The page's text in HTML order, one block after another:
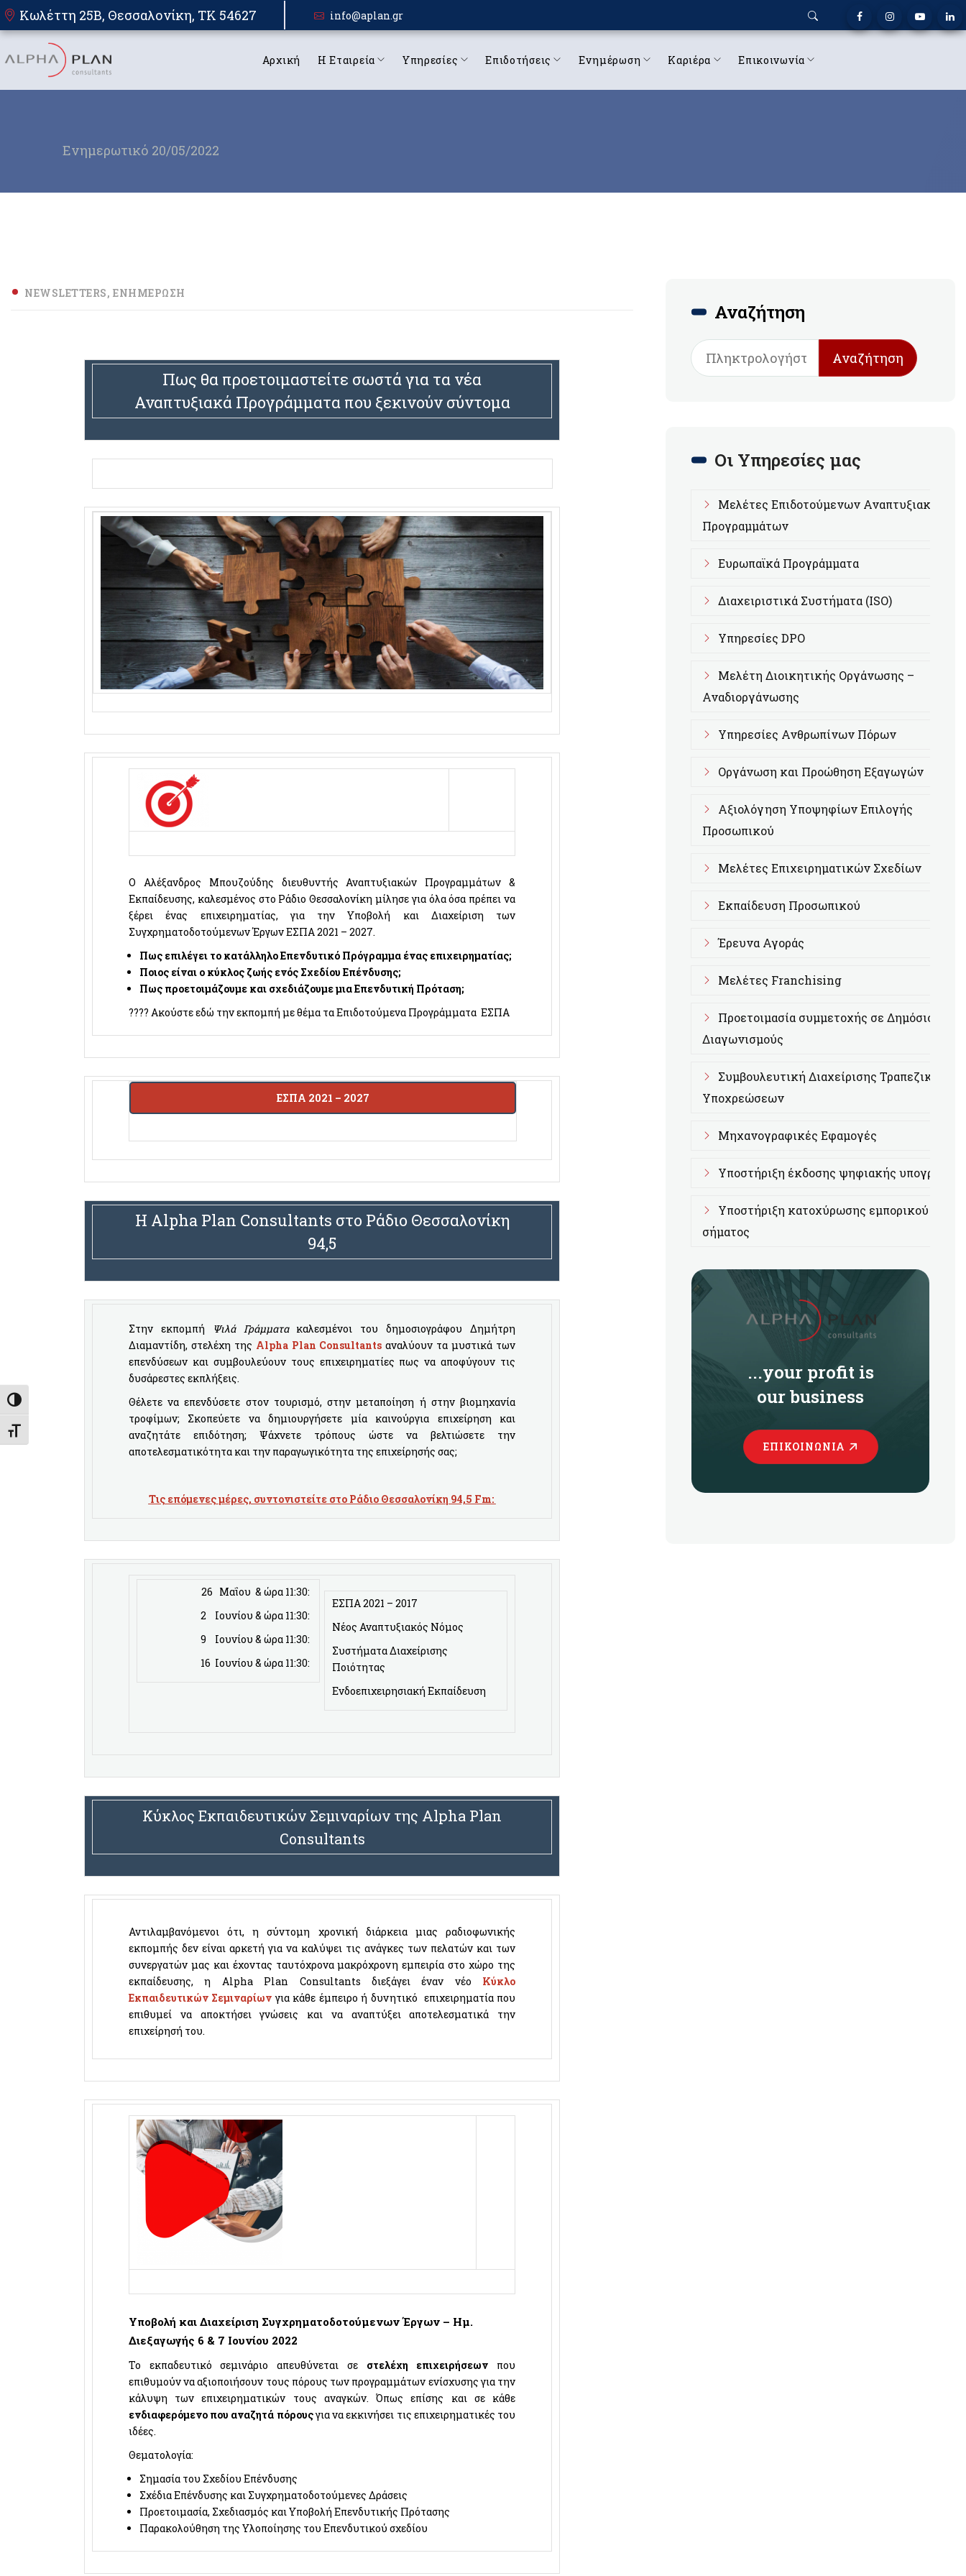
Εναλλαγή Υψηλής Αντίθεσης
Εναλλαγή Μεγέθους Γραμμάτων
Κωλέττη 25Β, Θεσσαλονίκη, TK 54627 info@aplan.gr
Αρχική Η Εταιρεία Υπηρεσίες Επιδοτήσεις Ενημέρωση Καριέρα Επικοινωνία
Ενημερωτικό 20/05/2022
NEWSLETTERS ΕΝΗΜΈΡΩΣΗ
Πως θα προετοιμαστείτε σωστά για τα νέα
Αναπτυξιακά Προγράμματα που ξεκινούν σύντομα
Ο Αλέξανδρος Μπουζούδης διευθυντής Αναπτυξιακών Προγραμμάτων &
Εκπαίδευσης, καλεσμένος στο Ράδιο Θεσσαλονίκη μίλησε για όλα όσα πρέπει να
ξέρει ένας επιχειρηματίας, για τηνΥποβολή και Διαχείριση των
Συγχρηματοδοτούμενων Έργων ΕΣΠΑ 2021 – 2027.
Πως επιλέγει το κατάλληλο Επενδυτικό Πρόγραμμα ένας επιχειρηματίας;
Ποιος είναι ο κύκλος ζωής ενός Σχεδίου Επένδυσης;
Πως προετοιμάζουμε και σχεδιάζουμε μια Επενδυτική Πρόταση;
???? Ακούστε εδώ την εκπομπή με θέμα τα Επιδοτούμενα Προγράμματα ΕΣΠΑ
ΕΣΠΑ 2021 – 2027
Η Alpha Plan Consultants στο Ράδιο Θεσσαλονίκη
94,5
Στην εκπομπή Ψιλά Γράμματακαλεσμένοι του δημοσιογράφου Δημήτρη
Διαμαντίδη, στελέχη της Alpha Plan Consultants αναλύουν τα μυστικά των
επενδύσεων και συμβουλεύουν τους επιχειρηματίες πως να αποφύγουν τις
δυσάρεστες εκπλήξεις.
Θέλετε να επενδύσετε στον τουρισμό, στην μεταποίηση ή στην βιομηχανία
τροφίμων; Σκοπεύετε να δημιουργήσετε μία καινούργια επιχείρηση και
αναζητάτε επιδότηση; Ψάχνετε τρόπους ώστε να βελτιώσετε την
αποτελεσματικότητα και την παραγωγικότητα της επιχείρησής σας;
Tις επόμενες μέρες, συντονιστείτε στο Ράδιο Θεσσαλονίκη 94,5 Fm:
26 Μαΐου & ώρα 11:30:
2 Ιουνίου & ώρα 11:30:
9 Ιουνίου & ώρα 11:30:
16 Ιουνίου & ώρα 11:30:
ΕΣΠΑ 2021 – 2017
Νέος Αναπτυξιακός Νόμος
Συστήματα Διαχείρισης
Ποιότητας
Ενδοεπιχειρησιακή Εκπαίδευση
Κύκλος Εκπαιδευτικών Σεμιναρίων της Alpha Plan
Consultants
Αντιλαμβανόμενοι ότι, η σύντομη χρονική διάρκεια μιας ραδιοφωνικής
εκπομπής δεν είναι αρκετή για να καλύψει τις ανάγκες των πελατών και των
συνεργατών μας και έχοντας ταυτόχρονα μακρόχρονη εμπειρία στο χώρο της
εκπαίδευσης, η Alpha Plan Consultants διεξάγει έναν νέο Κύκλο
Εκπαιδευτικών Σεμιναρίων για κάθε έμπειρο ή δυνητικό επιχειρηματία που
επιθυμεί να αποκτήσει γνώσεις και να αναπτύξει αποτελεσματικά την
επιχείρησή του.
Υποβολή και Διαχείριση Συγχρηματοδοτούμενων Έργων – Ημ.
Διεξαγωγής 6 & 7 Ιουνίου 2022
Το εκπαδευτικό σεμινάριο απευθύνεται σε στελέχη επιχειρήσεων που
επιθυμούν να αξιοποιήσουν τους πόρους των προγραμμάτων ενίσχυσης για την
κάλυψη των επιχειρηματικών τους αναγκών. Όπως επίσης και σε κάθε
ενδιαφερόμενο που αναζητά πόρουςγια να εκκινήσει τις επιχειρηματικές του
ιδέες.
Θεματολογία:
Σημασία του Σχεδίου Επένδυσης
Σχέδια Επένδυσης και Συγχρηματοδοτούμενες Δράσεις
Προετοιμασία, Σχεδιασμός και Υποβολή Επενδυτικής Πρότασης
Παρακολούθηση της Υλοποίησης του Επενδυτικού σχεδίου
Αναζήτηση
Αναζήτηση
Οι Υπηρεσίες μας
Μελέτες Επιδοτούμενων Αναπτυξιακών
Προγραμμάτων
Ευρωπαϊκά Προγράμματα
Διαχειριστικά Συστήματα (ISO)
Υπηρεσίες DPO
Μελέτη Διοικητικής Οργάνωσης –
Αναδιοργάνωσης
Υπηρεσίες Ανθρωπίνων Πόρων
Οργάνωση και Προώθηση Εξαγωγών
Αξιολόγηση Υποψηφίων Επιλογής
Προσωπικού
Μελέτες Επιχειρηματικών Σχεδίων
Εκπαίδευση Προσωπικού
Έρευνα Αγοράς
Μελέτες Franchising
Προετοιμασία συμμετοχής σε Δημόσιους
Διαγωνισμούς
Συμβουλευτική Διαχείρισης Τραπεζικών
Υποχρεώσεων
Μηχανογραφικές Εφαμογές
Υποστήριξη έκδοσης ψηφιακής υπογραφής
Υποστήριξη κατοχύρωσης εμπορικού
σήματος
...your profit is
our business
ΕΠΙΚΟΙΝΩΝΊΑ